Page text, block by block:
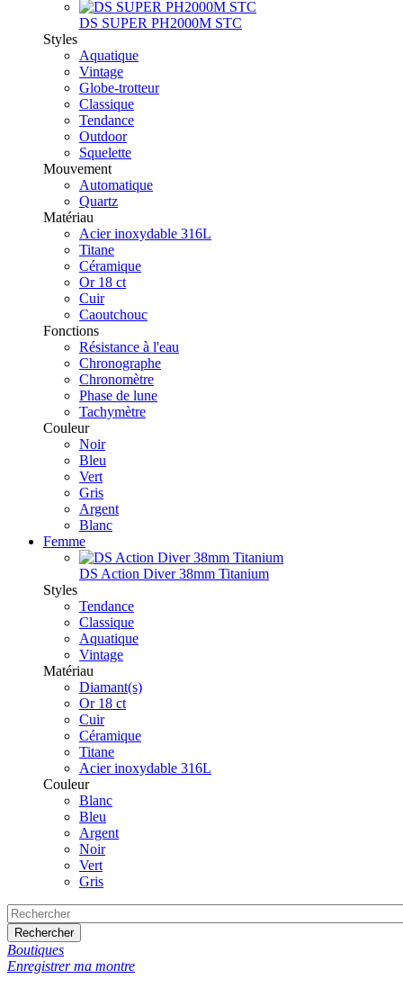
DS SUPER PH2000M STC
Styles
Aquatique
Vintage
Globe-trotteur
Classique
Tendance
Outdoor
Squelette
Mouvement
Automatique
Quartz
Matériau
Acier inoxydable 316L
Titane
Céramique
Or 18 ct
Cuir
Caoutchouc
Fonctions
Résistance à l'eau
Chronographe
Chronomètre
Phase de lune
Tachymètre
Couleur
Noir
Bleu
Vert
Gris
Argent
Blanc
Femme
DS Action Diver 38mm Titanium
Styles
Tendance
Classique
Aquatique
Vintage
Matériau
Diamant(s)
Or 18 ct
Cuir
Céramique
Titane
Acier inoxydable 316L
Couleur
Blanc
Bleu
Argent
Noir
Vert
Gris
Rechercher
Boutiques
Enregistrer ma montre